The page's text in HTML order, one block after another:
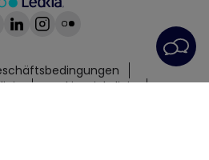
Cookie-Richtlinie